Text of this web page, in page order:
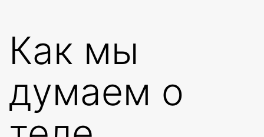
Как мы
думаем о